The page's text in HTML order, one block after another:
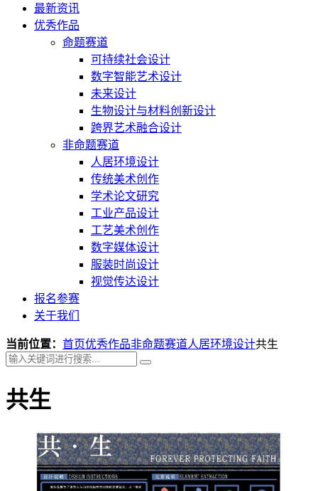
最新资讯
优秀作品
命题赛道
可持续社会设计
数字智能艺术设计
未来设计
生物设计与材料创新设计
跨界艺术融合设计
非命题赛道
人居环境设计
传统美术创作
学术论文研究
工业产品设计
工艺美术创作
数字媒体设计
服装时尚设计
视觉传达设计
报名参赛
关于我们
当前位置： 首页优秀作品非命题赛道人居环境设计共生
共生